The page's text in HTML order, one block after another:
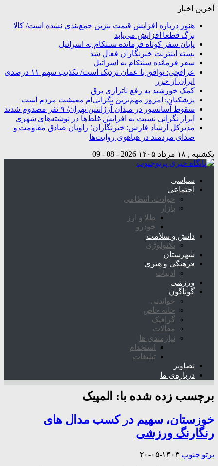
آخرین اخبار
هنوز درباره افزایش قیمت بنزین جمع‌بندی نشده است/ کالا
برگ قطعا افزایش می‌یابد
پایان سفر کوتاه فرمانده سنتکام به اسرائیل
بسته اینترنت خبرنگاران فعال شد
سفر فرمانده سنتکام به اسرائیل
عراقچی: توافق با عمان نزدیک است/ تکذیب سهم ۱۱ درصدی
ایران از خزر
کمک خورشید به رفع ناترازی برق
پزشکیان: امروز مهم‌ترین نگرانی‌ام معیشت مردم است
سقوط آسانسور در میدان آرژانتین تهران/ ۹ نفر مصدوم شدند
ابراز نگرانی نسبت به افزایش غلط‌ها در نوشته‌های شهری
مدیرکل ارشاد فارس: خبرنگاران؛ راویان صادق مقاومت و
صدای مردمند در هیاهوی روایت‌ها
یکشنبه , ۱۸ مرداد ۱۴۰۵ 2026 - 08 - 09
سیاسی
اجتماعی
حوادث، انتظامی
بازار
طلا و ارز
خودرو
دانش و سلامت
تکنولوژی
شهرستان
فرهنگی و هنری
ادبیات
ورزشی
گوناگون
خواندنی
خانه خاص
گرافیک
مقالات
نیازمندی ها
استخدام
تبلیغات
تصاویر
درباره‌ی ما
برچسب زده شده با:
المپیک
خوزستان، سهیم در کسب مدال های
رنگارنگ ورزشی
پرتو جنوب ۱۴۰۳-۰۵-۲۰